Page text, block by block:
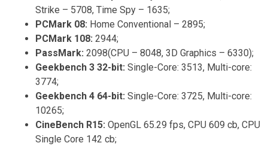
Strike – 5708, Time Spy – 1635;
PCMark08: Home Conventional – 2895;
PCMark108: 2944;
PassMark: 2098(CPU – 8048, 3D Graphics – 6330);
Geekbench3 32-bit: Single-Core: 3513, Multi-core:
3774;
Geekbench4 64-bit: Single-Core: 3725, Multi-core:
10265;
CineBenchR15: OpenGL 65.29 fps, CPU 609 cb, CPU
Single Core 142 cb;